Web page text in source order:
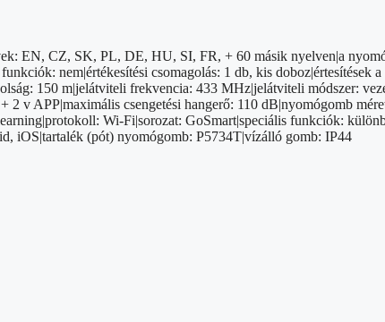
EN, CZ, SK, PL, DE, HU, SI, FR, + 60 másik nyelven|a
nem|értékesítési csomagolás: 1 db, kis doboz|értesítések
150 m|jelátviteli frekvencia: 433 MHz|jelátviteli módszer:
v APP|maximális csengetési hangerő: 110 dB|nyomógomb
Wi-Fi|sorozat: GoSmart|speciális funkciók:
iOS|tartalék (pót) nyomógomb: P5734T|vízálló gomb: IP44